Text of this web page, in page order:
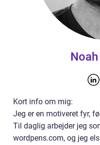
Kort info om mig:
Jeg er en motiveret fyr,
Til daglig arbejder jeg
wordpens.com, og jeg